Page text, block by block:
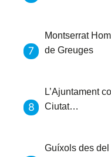
Montserrat
de Greuges
L’Ajuntament
Ciutat…
Guíxols des